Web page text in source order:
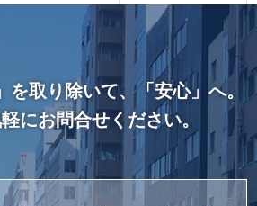
を取り除いて、「安心」へ。
にお問合せください。